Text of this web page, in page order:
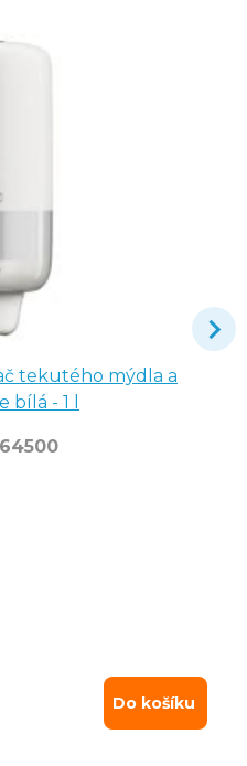
tekutého mýdla a
- 1 l
Do košíku